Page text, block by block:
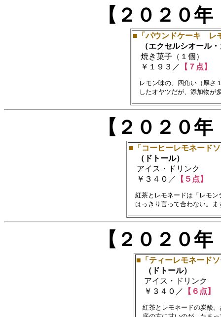
【２０２０
■「パウンドケーキ レ
（エクセルシオール・
焼き菓子（１個）
￥１９３／
【７点】
レモン味の、四角い（厚さ
【２０２０
■「コーヒーレモネード
（ドトール）
アイス・ドリンク
￥３４０／
【５点】
紅茶とレモネードは「レモ
【２０２０
■「ティーレモネード
（ドトール）
アイス・ドリンク
￥３４０／ 【６点】
紅茶とレモネードの炭酸